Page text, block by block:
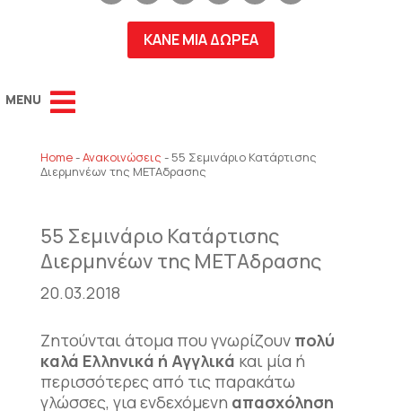
ΚΑΝΕ ΜΙΑ ΔΩΡΕΑ
Home-Ανακοινώσεις - 55 Σεμινάριο Κατάρτισης
Διερμηνέων της ΜΕΤΑδρασης
55 Σεμινάριο Κατάρτισης
Διερμηνέων της ΜΕΤΑδρασης
20.03.2018
Ζητούνται άτομα που γνωρίζουν πολύ
καλά Ελληνικά ή Αγγλικά και μία ή
περισσότερες από τις παρακάτω
γλώσσες, για ενδεχόμενη απασχόληση